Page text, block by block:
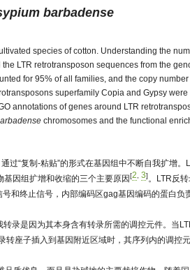
barbadense
species of cotton. Understanding the
LTR retrotransposon sequences from the
for 95% of all families, and the copy
superfamily Copia and Gypsy were
annotations of genes around LTR
chromosomes and the functional
“复制-粘贴”的形式在基因组中不断自我扩增。
基因组扩增和收缩的三个主要原因[2 3]。LTR反
和终止信号，内部编码区gag基因编码的蛋白负
录是因为其本身含有转录所需的调控元件。当
座子插入到基因附近区域时，其序列内的调控